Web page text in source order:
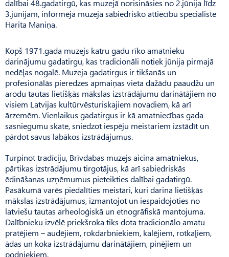
dalībai 48.gadatirgū, kas muzejā norisināsies no 2.jūnija līdz
3.jūnijam, informēja muzeja sabiedrisko attiecību speciāliste
Harita Maniņa.
Kopš 1971.gada muzejs katru gadu rīko amatnieku
darinājumu gadatirgu, kas tradicionāli notiek jūnija pirmajā
nedēļas nogalē. Muzeja gadatirgus ir tikšanās un
profesionālās pieredzes apmaiņas vieta dažādu paaudžu un
arodu tautas lietišķās mākslas izstrādājumu darinātājiem no
visiem Latvijas kultūrvēsturiskajiem novadiem, kā arī
ārzemēm. Vienlaikus gadatirgus ir kā amatniecības gada
sasniegumu skate, sniedzot iespēju meistariem izstādīt un
pārdot savus labākos izstrādājumus.
Turpinot tradīciju, Brīvdabas muzejs aicina amatniekus,
pārtikas izstrādājumu tirgotājus, kā arī sabiedriskās
ēdināšanas uzņēmumus pieteikties dalībai gadatirgū.
Pasākumā varēs piedalīties meistari, kuri darina lietišķās
mākslas izstrādājumus, izmantojot un iespaidojoties no
latviešu tautas arheoloģiskā un etnogrāfiskā mantojuma.
Dalībnieku izvēlē priekšroka tiks dota tradicionālo amatu
pratējiem – audējiem, rokdarbniekiem, kalējiem, rotkaļiem,
ādas un koka izstrādājumu darinātājiem, pinējiem un
podniekiem.